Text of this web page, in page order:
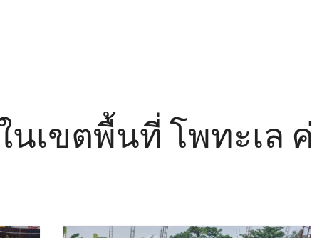
เขตพื้นที่ โพทะเล